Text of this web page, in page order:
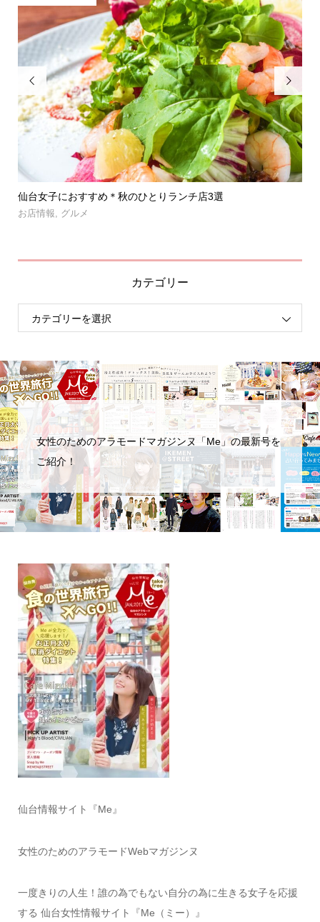

仙台女子におすすめ＊秋のひとりランチ店3選
お店情報 グルメ

カテゴリー
女性のためのアラモードマガジンヌ「Me」の最新号を
ご紹介！
仙台情報サイト『Me』
女性のためのアラモードWebマガジンヌ
一度きりの人生！誰の為でもない自分の為に生きる女子を応援
する 仙台女性情報サイト『Me（ミー）』